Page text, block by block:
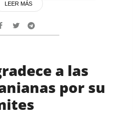
LEER MÁS
a las
por su